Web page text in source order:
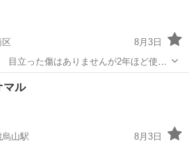
8月3日
目立った傷はありませんが2年ほど使用
取りをお願いします。 2階の階段ありで
申し付けください。 IKEA 棚 ガ
マル
山駅
8月3日